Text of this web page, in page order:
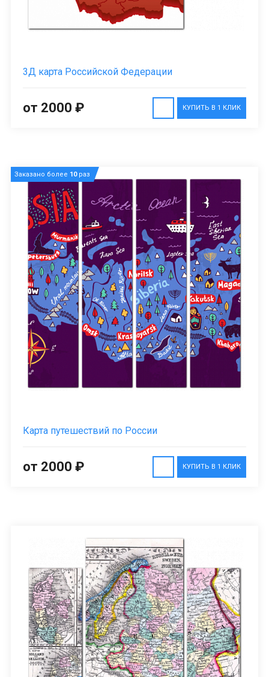
3Д карта Российской Федерации
КУПИТЬ В 1 КЛИК
от 2000 ₽
Заказано более 10раз
Карта путешествий по России
КУПИТЬ В 1 КЛИК
от 2000 ₽